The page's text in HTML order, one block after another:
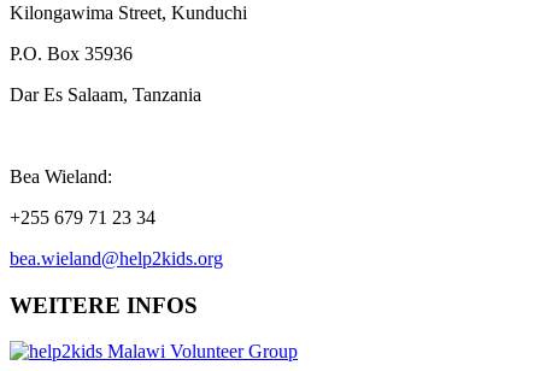
Kilongawima Street, Kunduchi
P.O. Box 35936
Dar Es Salaam, Tanzania
Bea Wieland:
+255 679 71 23 34
bea.wieland@help2kids.org
WEITERE INFOS